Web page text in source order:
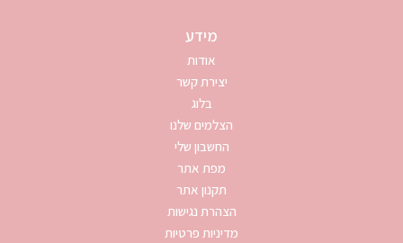
מידע
אודות
יצירת קשר
בלוג
הצלמים שלנו
החשבון שלי
מפת אתר
תקנון אתר
הצהרת נגישות
מדיניות פרטיות